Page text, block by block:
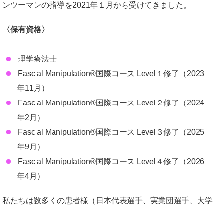
ンツーマンの指導を2021年１月から受けてきました。
〈保有資格〉
理学療法士
Fascial Manipulation®国際コース Level１修了（2023
年11月）
Fascial Manipulation®国際コース Level２修了（2024
年2月）
Fascial Manipulation®国際コース Level３修了（2025
年9月）
Fascial Manipulation®国際コース Level４修了（2026
年4月）
私たちは数多くの患者様（日本代表選手、実業団選手、大学